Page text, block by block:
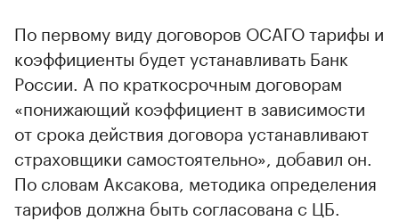
По первому виду договоров ОСАГО тарифы и
коэффициенты будет устанавливать Банк
России. А по краткосрочным договорам
«понижающий коэффициент в зависимости
от срока действия договора устанавливают
страховщики самостоятельно», добавил он.
По словам Аксакова, методика определения
тарифов должна быть согласована с ЦБ.